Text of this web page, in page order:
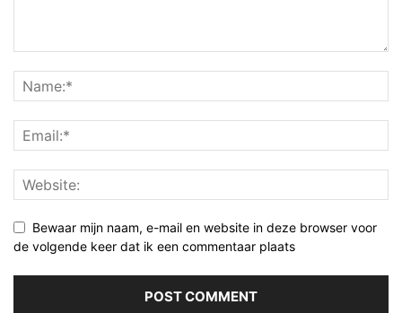
Bewaar mijn naam, e-mail en website in deze browser voor
de volgende keer dat ik een commentaar plaats